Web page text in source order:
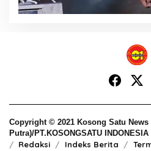
Copyright © 2021 Kosong Satu News
Putra)/PT.KOSONGSATU INDONESIA
Redaksi Indeks Berita